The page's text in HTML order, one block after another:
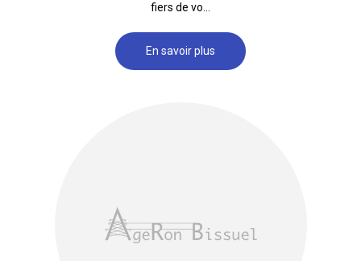
fiers de vo...
En savoir plus